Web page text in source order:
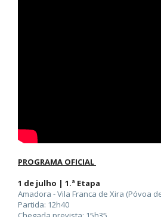
PROGRAMA OFICIAL
1 de julho | 1.ª Etapa
Amadora - Vila Franca de Xira (Póvoa
Partida: 12h40